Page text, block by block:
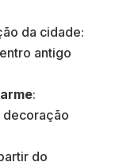
da cidade:
antigo
:
decoração
do